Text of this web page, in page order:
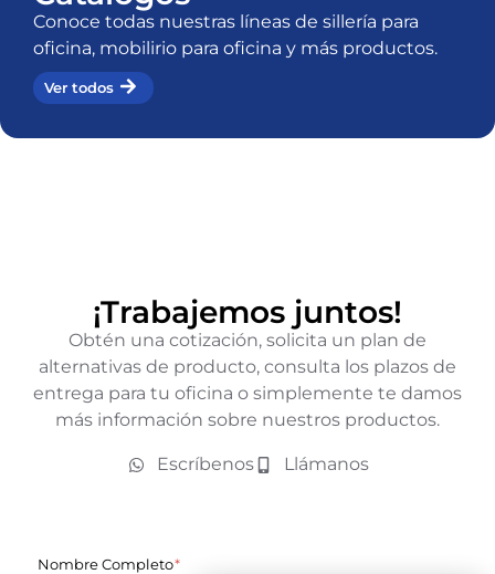
Conoce todas nuestras líneas de sillería para
oficina, mobilirio para oficina y más productos.
Ver todos
¡Trabajemos juntos!
Obtén una cotización, solicita un plan de
alternativas de producto, consulta los plazos de
entrega para tu oficina o simplemente te damos
más información sobre nuestros productos.
Escríbenos Llámanos
Nombre Completo